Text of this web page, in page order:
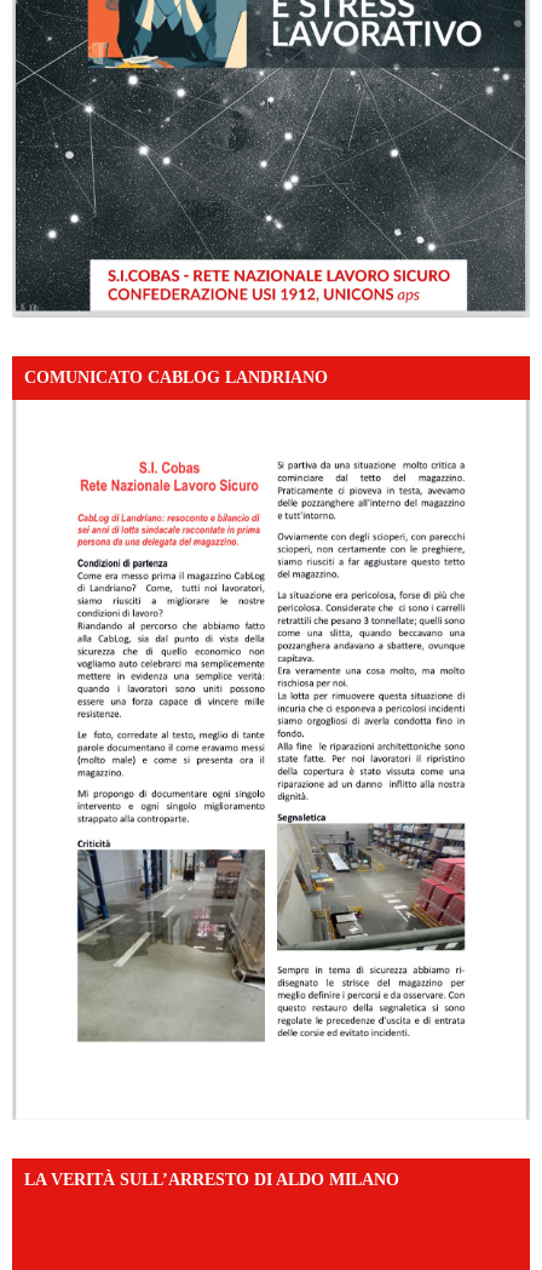
COMUNICATO CABLOG LANDRIANO
LA VERITÀ SULL’ARRESTO DI ALDO MILANO